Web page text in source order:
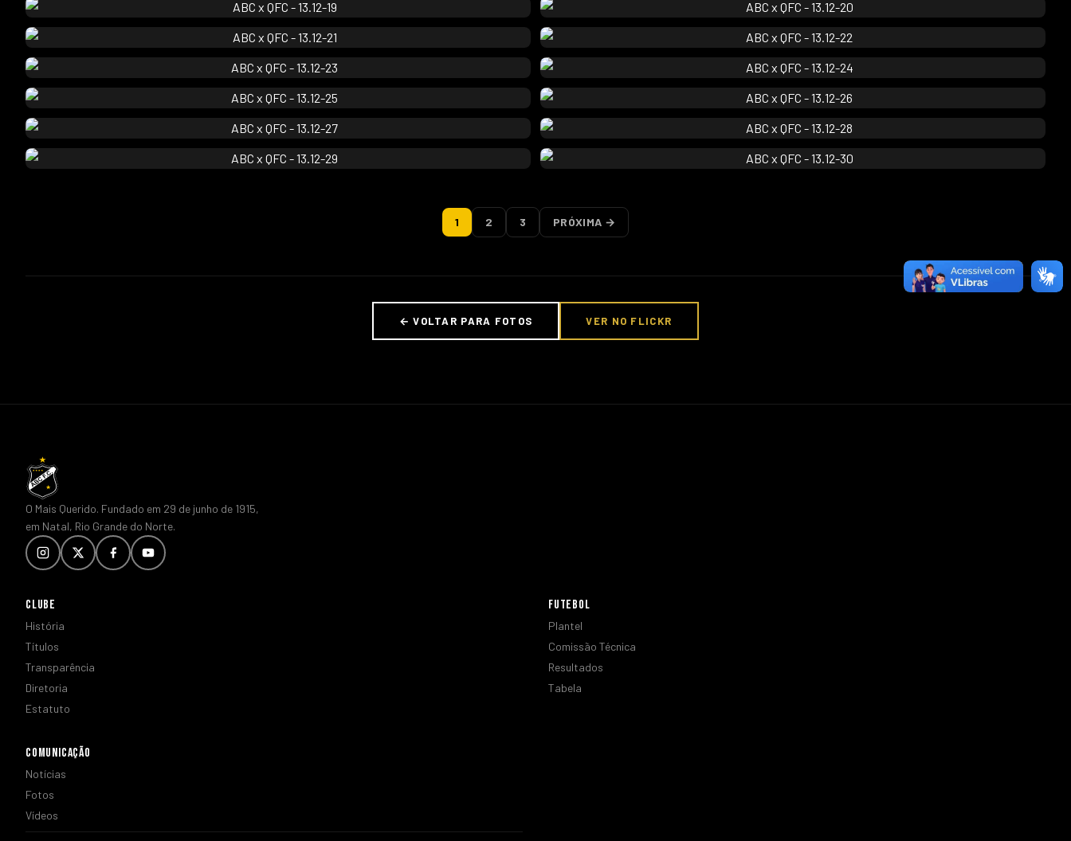
1 2 3 PRÓXIMA →
← VOLTAR PARA FOTOS VER NO FLICKR
O Mais Querido. Fundado em 29 de junho de 1915,
em Natal, Rio Grande do Norte.
CLUBE
História
Títulos
Transparência
Diretoria
Estatuto
FUTEBOL
Plantel
Comissão Técnica
Resultados
Tabela
COMUNICAÇÃO
Notícias
Fotos
Vídeos